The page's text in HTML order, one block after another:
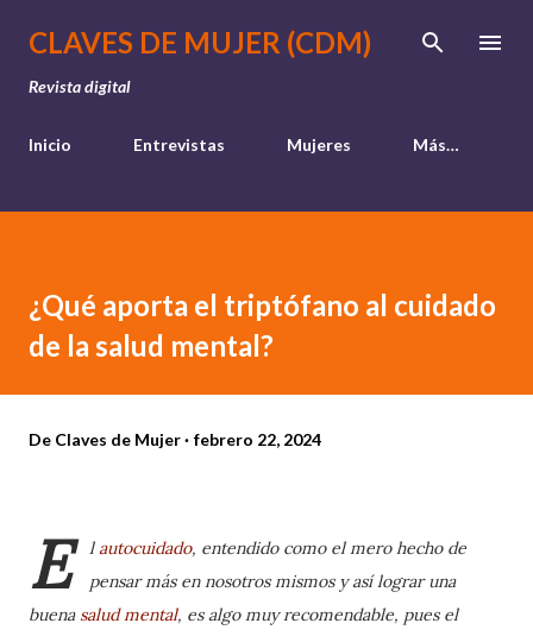
Ir al contenido principal
CLAVES DE MUJER (CDM)
Revista digital
Inicio Entrevistas Mujeres Más…
¿Qué aporta el triptófano al cuidado
de la salud mental?
De Claves de Mujer febrero 22, 2024
E lautocuidado, entendido como el mero hecho de
pensar más en nosotros mismos y así lograr una
buena salud mental, es algo muy recomendable, pues el